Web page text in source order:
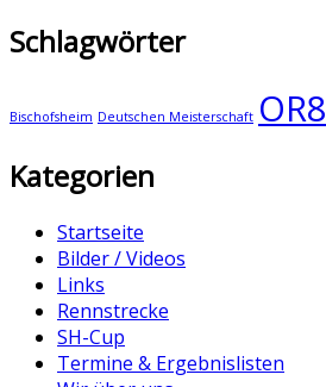
Schlagwörter
Bischofsheim Deutschen Meisterschaft OR8
Kategorien
Startseite
Bilder / Videos
Links
Rennstrecke
SH-Cup
Termine & Ergebnislisten